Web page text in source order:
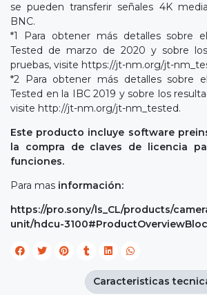
se pueden transferir señales 4K
BNC.
*1 Para obtener más detalles sobre
Tested de marzo de 2020 y sobre
pruebas, visite https://jt-nm.org/jt-
*2 Para obtener más detalles sobre
Tested en la IBC 2019 y sobre los
visite http://jt-nm.org/jt-nm_tested.
Este producto incluye software
la compra de claves de licencia
funciones.
Para mas información:
https://pro.sony/ls_CL/products/
unit/hdcu-
Caracteristicas